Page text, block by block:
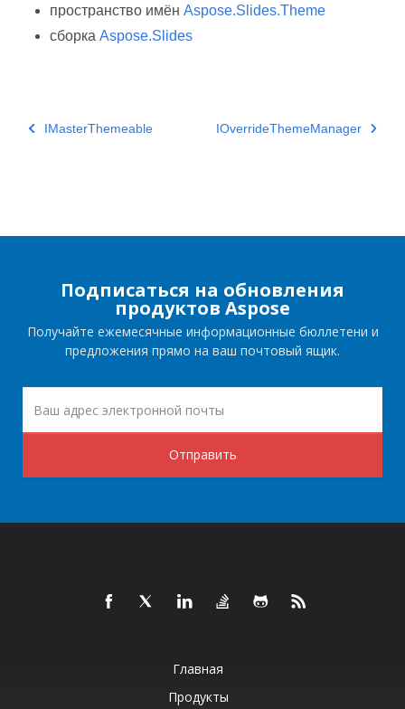
пространство имён Aspose.Slides.Theme
сборка Aspose.Slides
IMasterThemeable IOverrideThemeManager
Подписаться на обновления
продуктов Aspose
Получайте ежемесячные информационные бюллетени и
предложения прямо на ваш почтовый ящик.
Отправить
Главная
Продукты